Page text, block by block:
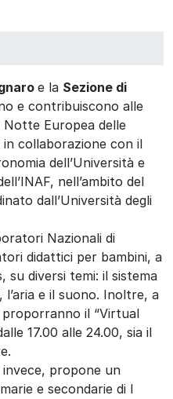
e la Sezione di
e contribuiscono alle
Europea delle
collaborazione con il
dell’Università e
nell’ambito del
dall’Università degli
Nazionali di
didattici per bambini, a
su diversi temi: il sistema
e il suono. Inoltre, a
il “Virtual
17.00 alle 24.00, sia il
invece, propone un
e secondarie di I